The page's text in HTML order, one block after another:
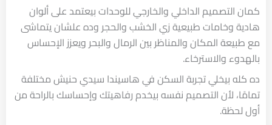
كمان التصميم الداخلي والخارجي للوحدات بيعتمد على ألوان
هادية وخامات طبيعية زي الخشب والحجر وده علشان يتماشى
مع طبيعة المكان والمناظر بين الرمال والبحر ويعزز الإحساس
بالهدوء والاسترخاء.
ده كله بيخلي تجربة السكن في هاسيندا سيدي حنيش مختلفة
تمامًا، لأن التصميم نفسه بيخدم رفاهيتك وإحساسك بالراحة من
أول لحظة.